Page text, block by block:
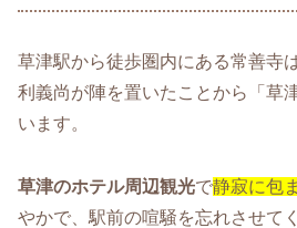
草津駅から徒歩圏内にある常善寺
利義尚が陣を置いたことから「草
います。
草津のホテル周辺観光で静寂に包
やかで、駅前の喧騒を忘れさせて